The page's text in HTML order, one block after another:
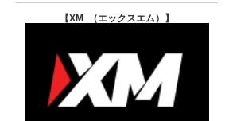
【XM （エックスエム） 】